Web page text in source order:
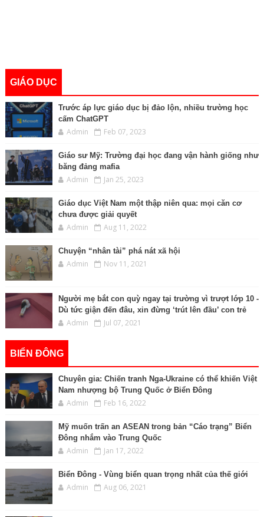
GIÁO DỤC
Trước áp lực giáo dục bị đảo lộn, nhiều trường học
cấm ChatGPT
Admin Feb 07, 2023
Giáo sư Mỹ: Trường đại học đang vận hành giống như
băng đảng mafia
Admin Jan 25, 2023
Giáo dục Việt Nam một thập niên qua: mọi căn cơ
chưa được giải quyết
Admin Aug 11, 2022
Chuyện “nhân tài” phá nát xã hội
Admin Nov 11, 2021
Người mẹ bắt con quỳ ngay tại trường vì trượt lớp 10 -
Dù tức giận đến đâu, xin đừng ‘trút lên đầu’ con trẻ
Admin Jul 07, 2021
BIỂN ĐÔNG
Chuyên gia: Chiến tranh Nga-Ukraine có thể khiến Việt
Nam nhượng bộ Trung Quốc ở Biển Đông
Admin Feb 16, 2022
Mỹ muốn trấn an ASEAN trong bản “Cáo trạng” Biển
Đông nhắm vào Trung Quốc
Admin Jan 17, 2022
Biển Đông - Vùng biển quan trọng nhất của thế giới
Admin Aug 06, 2021